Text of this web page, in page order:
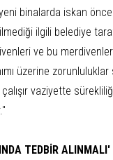
yeni binalarda iskan
ilgili belediye
ve bu
üzerine
vaziyette
TEDBİR ALINMALI'